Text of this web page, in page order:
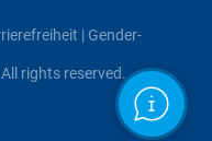
| Gender-
rights reserved.